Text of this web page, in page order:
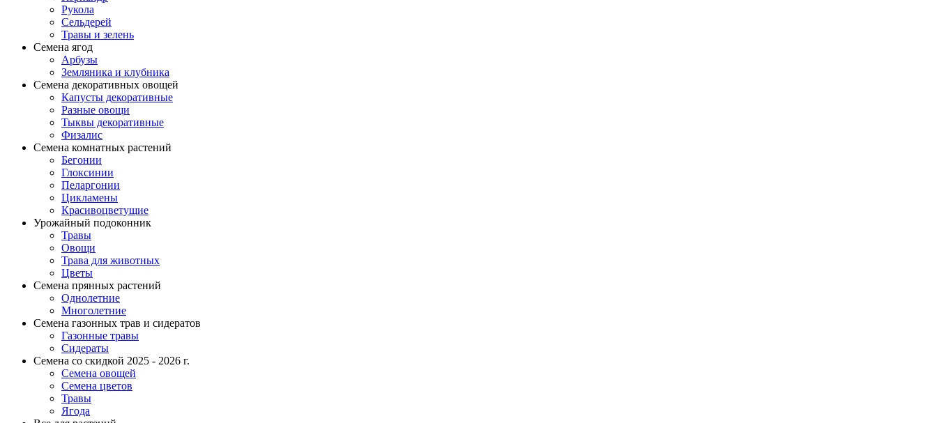
Рукола
Сельдерей
Травы и зелень
Семена ягод
Арбузы
Земляника и клубника
Семена декоративных овощей
Капусты декоративные
Разные овощи
Тыквы декоративные
Физалис
Семена комнатных растений
Бегонии
Глоксинии
Пеларгонии
Цикламены
Красивоцветущие
Урожайный подоконник
Травы
Овощи
Трава для животных
Цветы
Семена прянных растений
Однолетние
Многолетние
Семена газонных трав и сидератов
Газонные травы
Сидераты
Семена со скидкой 2025 - 2026 г.
Семена овощей
Семена цветов
Травы
Ягода